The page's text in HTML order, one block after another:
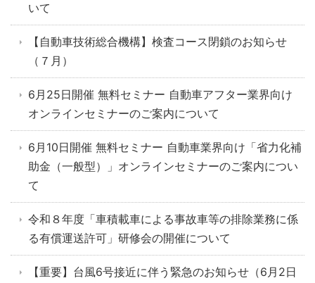
いて
【自動車技術総合機構】検査コース閉鎖のお知らせ
（７月）
6月25日開催 無料セミナー 自動車アフター業界向け
オンラインセミナーのご案内について
6月10日開催 無料セミナー 自動車業界向け「省力化補
助金（一般型）」オンラインセミナーのご案内につい
て
令和８年度「車積載車による事故車等の排除業務に係
る有償運送許可」研修会の開催について
【重要】台風6号接近に伴う緊急のお知らせ（6月2日